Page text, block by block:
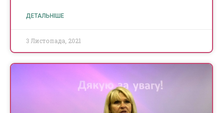
ДЕТАЛЬНІШЕ
3 Листопада, 2021